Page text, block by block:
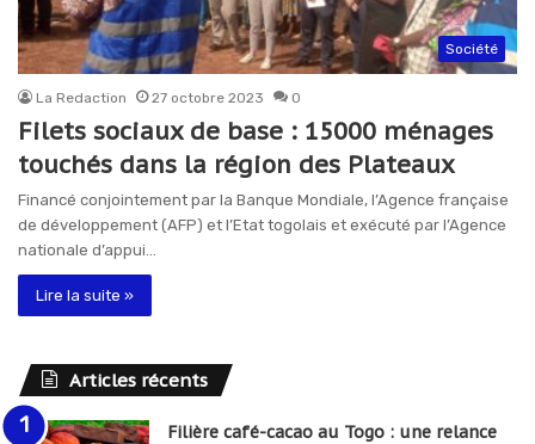
Société
La Redaction 27 octobre 2023 0
Filets sociaux de base : 15000 ménages
touchés dans la région des Plateaux
Financé conjointement par la Banque Mondiale, l’Agence française
de développement (AFP) et l’Etat togolais et exécuté par l’Agence
nationale d’appui…
Lire la suite »
Articles récents
Filière café-cacao au Togo : une relance